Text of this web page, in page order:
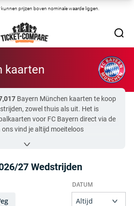
prijzen boven nominale waarde liggen.
kaarten
Bayern München kaarten te koop
zowel thuis als uit. Het is
voor FC Bayern direct via de
vind je altijd moeiteloos
wedstrijd die veel interesse wekt is
Bayern München kaarten voor de
27 Wedstrijden